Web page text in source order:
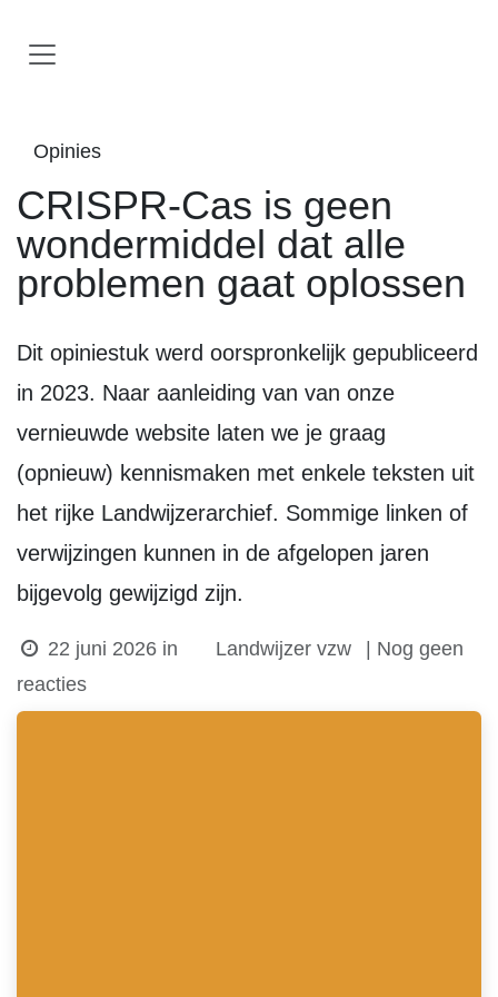
Opinies
CRISPR-Cas is geen
wondermiddel dat alle
problemen gaat oplossen
Dit opiniestuk werd oorspronkelijk gepubliceerd
in 2023. Naar aanleiding van van onze
vernieuwde website laten we je graag
(opnieuw) kennismaken met enkele teksten uit
het rijke Landwijzerarchief. Sommige linken of
verwijzingen kunnen in de afgelopen jaren
bijgevolg gewijzigd zijn.
22 juni 2026 in Landwijzer vzw
| Nog geen
reacties